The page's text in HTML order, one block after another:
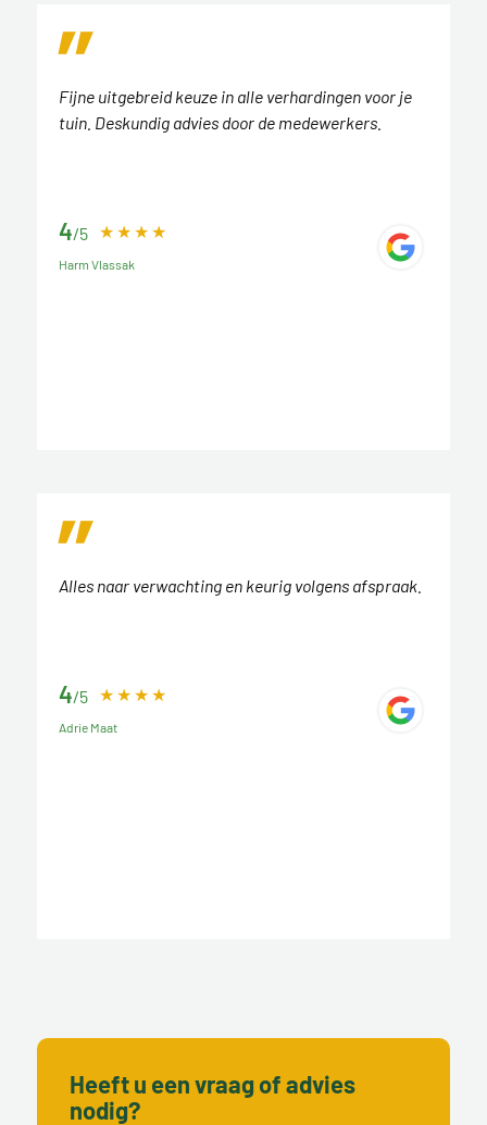
Fijne uitgebreid keuze in alle verhardingen voor je
tuin. Deskundig advies door de medewerkers.
4/5
Harm Vlassak
Alles naar verwachting en keurig volgens afspraak.
4/5
Adrie Maat
Heeft u een vraag of advies
nodig?